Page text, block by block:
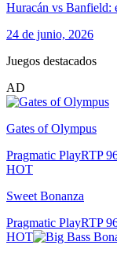
Huracán vs Banfield:
24 de junio, 2026
Juegos destacados
AD
Gates of Olympus
Pragmatic PlayRTP
HOT
Sweet Bonanza
Pragmatic PlayRTP
HOT